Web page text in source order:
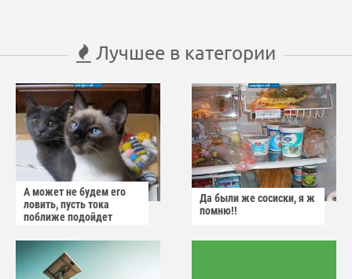
Лучшее в категории
А может не будем его
ловить, пусть тока
поближе подойдет
Да были же сосиски, я ж
помню!!